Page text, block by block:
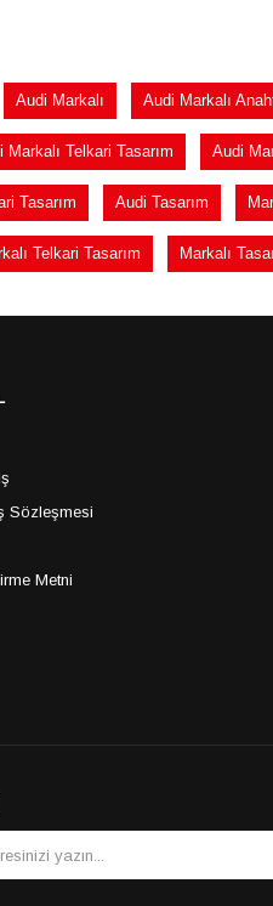
Audi Markalı Audi Markalı
Markalı Telkari Tasarım Audi
Tasarım Audi Tasarım
Telkari Tasarım Markalı
Sözleşmesi
Metni